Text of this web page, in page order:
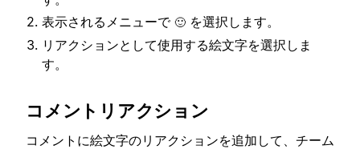
表示されるメニューで 🙂 を選択します。
リアクションとして使用する絵文字を選択しま
す。
コメントリアクション
コメントに絵文字のリアクションを追加して、チーム